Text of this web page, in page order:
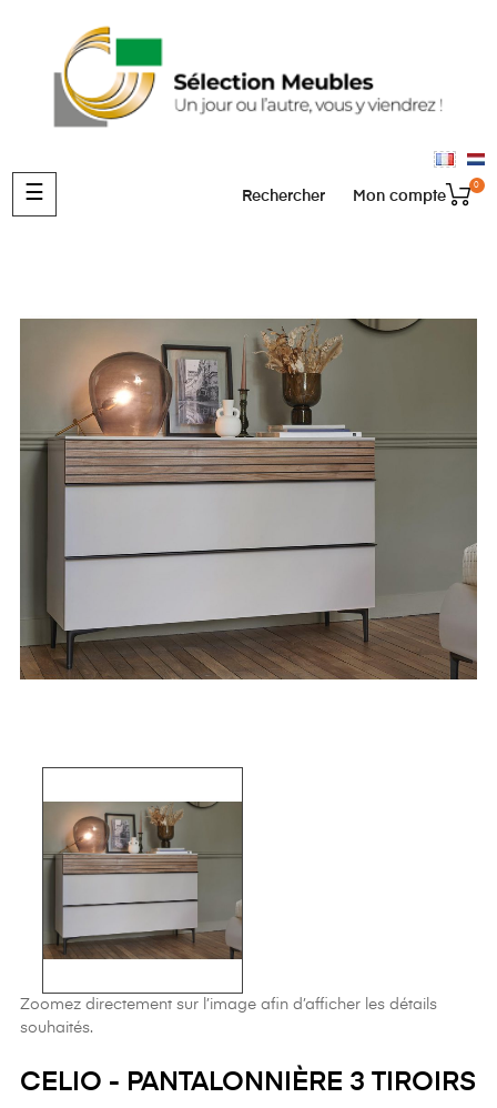
Basculer
la
☰ 0
Mon compte
Rechercher
Zoomez directement sur l’image afin d’afficher les détails
souhaités.
CELIO - PANTALONNIÈRE 3 TIROIRS